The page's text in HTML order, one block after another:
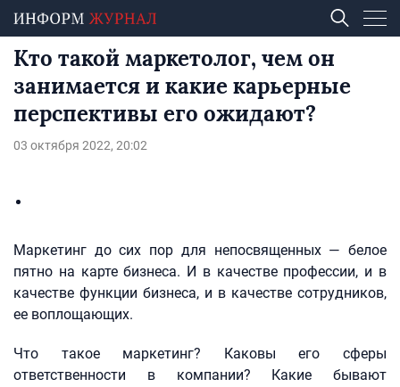
Кто такой маркетолог, чем он
занимается и какие карьерные
перспективы его ожидают?
03 октября 2022, 20:02
Маркетинг до сих пор для непосвященных — белое
пятно на карте бизнеса. И в качестве профессии, и в
качестве функции бизнеса, и в качестве сотрудников,
ее воплощающих.
Что такое маркетинг? Каковы его сферы
ответственности в компании? Какие бывают